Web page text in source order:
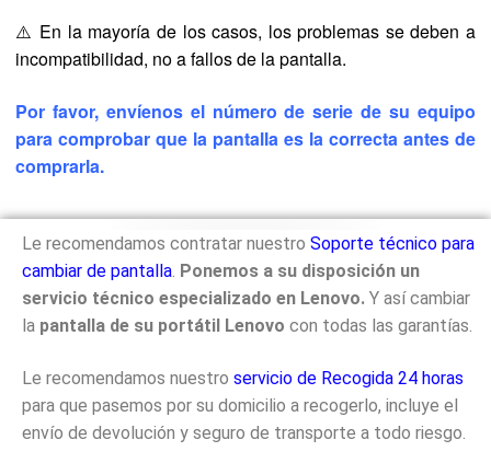
⚠️ En la mayoría de los casos, los problemas se deben a
incompatibilidad, no a fallos de la pantalla.
Por favor, envíenos el número de serie de su equipo
para comprobar que la pantalla es la correcta antes de
comprarla.
Le recomendamos contratar nuestro Soporte técnico para
cambiar de pantalla. Ponemos a su disposición un
servicio técnico especializado en Lenovo. Y así cambiar
la pantalla de su portátil Lenovo con todas las garantías.
Le recomendamos nuestro servicio de Recogida 24 horas
para que pasemos por su domicilio a recogerlo, incluye el
envío de devolución y seguro de transporte a todo riesgo.